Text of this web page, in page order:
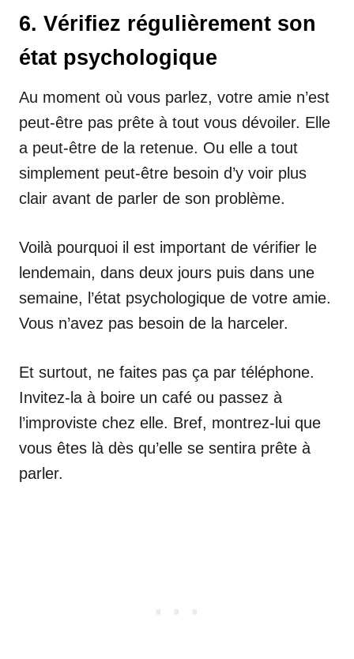
6. Vérifiez régulièrement son
état psychologique
Au moment où vous parlez, votre amie n’est
peut-être pas prête à tout vous dévoiler. Elle
a peut-être de la retenue. Ou elle a tout
simplement peut-être besoin d’y voir plus
clair avant de parler de son problème.
Voilà pourquoi il est important de vérifier le
lendemain, dans deux jours puis dans une
semaine, l’état psychologique de votre amie.
Vous n’avez pas besoin de la harceler.
Et surtout, ne faites pas ça par téléphone.
Invitez-la à boire un café ou passez à
l’improviste chez elle. Bref, montrez-lui que
vous êtes là dès qu’elle se sentira prête à
parler.